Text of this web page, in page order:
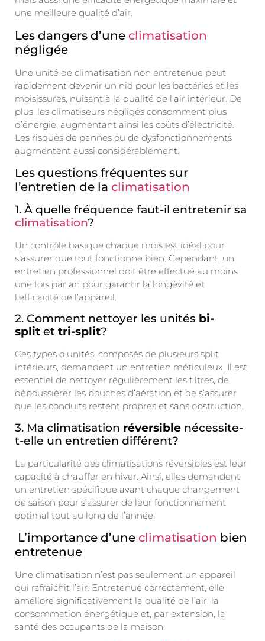
une meilleure qualité d’air.
Les dangers d’une climatisation
négligée
Une unité de climatisation non entretenue peut
rapidement devenir un nid pour les bactéries et les
moisissures, nuisant à la qualité de l’air intérieur. De
plus, les climatiseurs négligés consomment plus
d’énergie, augmentant ainsi les coûts d’électricité.
Les risques de pannes ou de dysfonctionnements
augmentent aussi considérablement.
Les questions fréquentes sur
l’entretien de la climatisation
1. À quelle fréquence faut-il entretenir sa
climatisation?
Un contrôle basique chaque mois est idéal pour
s’assurer que tout fonctionne bien. Cependant, un
entretien professionnel doit être effectué au moins
une fois par an pour garantir la longévité et
l’efficacité de l’appareil.
2. Comment nettoyer les unités bi-
split et tri-split?
Ces types d’unités, composés de plusieurs split
intérieurs, demandent un entretien méticuleux. Il est
essentiel de nettoyer régulièrement les filtres, de
dépoussiérer les bouches d’aération et de s’assurer
que les conduits restent propres et sans obstruction.
3. Ma climatisation réversible nécessite-
t-elle un entretien différent?
La particularité des climatisations réversibles est leur
capacité à chauffer en hiver. Ainsi, elles demandent
un entretien spécifique avant chaque changement
de saison pour s’assurer de leur fonctionnement
optimal tout au long de l’année.
L’importance d’une climatisation bien
entretenue
Une climatisation n’est pas seulement un appareil
qui rafraîchit l’air. Entretenue correctement, elle
améliore significativement la qualité de l’air, la
consommation énergétique et, par extension, la
santé des occupants de la maison.